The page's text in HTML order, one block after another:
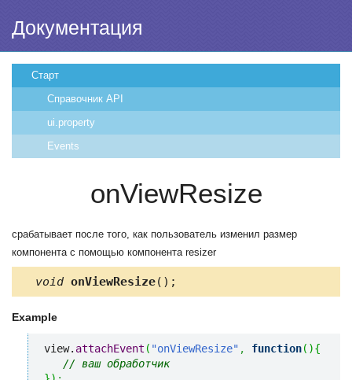
Документация
Старт
Справочник API
ui.property
Events
onViewResize
срабатывает после того, как пользователь изменил размер
компонента с помощью компонента resizer
void onViewResize();
Example
view. attachEvent ( "onViewResize" , function( ){
// ваш обработчик